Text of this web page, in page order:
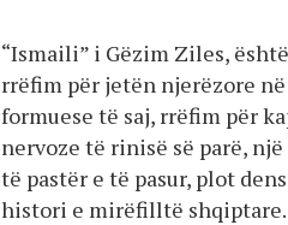
“Ismaili” i Gëzim Ziles,
rrëfim për jetën njerëzore
formuese të saj, rrëfim për
nervoze të rinisë së parë,
të pastër e të pasur, plot
histori e mirëfilltë shqiptare.